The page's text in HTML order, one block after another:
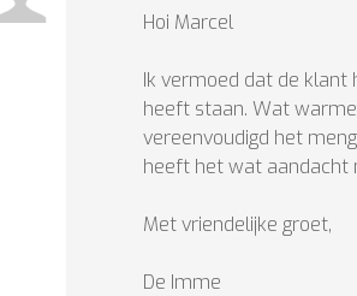
Hoi Marcel
Ik vermoed dat de klant
heeft staan. Wat
vereenvoudigd het
heeft het wat aandacht
Met vriendelijke groet,
De Imme